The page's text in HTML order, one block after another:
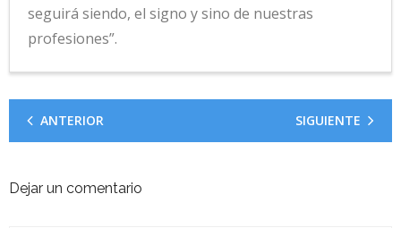
seguirá siendo, el signo y sino de nuestras
profesiones”.
ANTERIOR SIGUIENTE
Dejar un comentario